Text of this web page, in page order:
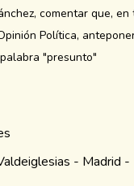
comentar que,
Política,
"presunto"
- Madrid -